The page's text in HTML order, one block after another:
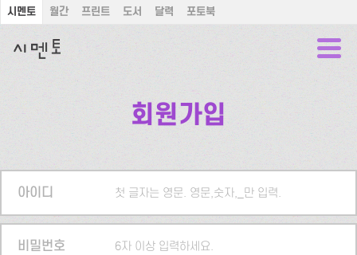
시멘토 월간 프린트 도서 달력 포토북
회원가입
아이디 첫 글자는 영문. 영문,숫자,_만 입력.
비밀번호 6자 이상 입력하세요.